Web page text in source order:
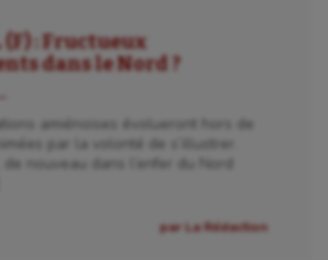
(F) : Fructueux
dans le Nord ?
amiénoises évolueront hors de
par la volonté de s’illustrer.
de nouveau dans l’enfer du Nord
par La Rédaction